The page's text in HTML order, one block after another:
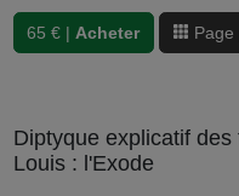
65 € | Acheter Page
Diptyque explicatif
Louis : l'Exode